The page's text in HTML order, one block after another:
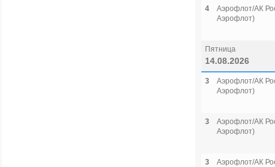
4
Аэрофлот/АК
Аэрофлот)
Пятница
14.08.2026
3
Аэрофлот/АК
Аэрофлот)
3
Аэрофлот/АК
Аэрофлот)
3
Аэрофлот/АК